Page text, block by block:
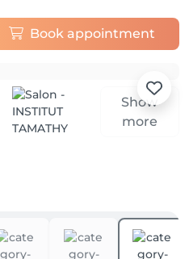
Book appointment
Show
more